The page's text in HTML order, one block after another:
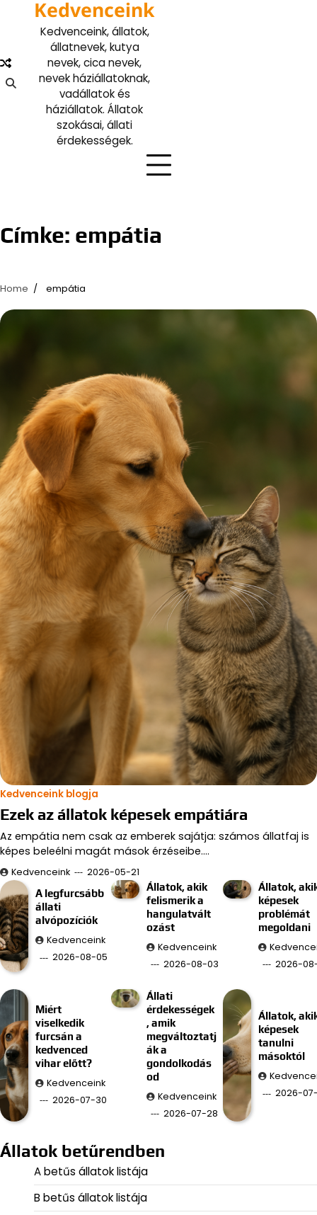
Kedvenceink
Kedvenceink, állatok,
állatnevek, kutya
nevek, cica nevek,
nevek háziállatoknak,
vadállatok és
háziállatok. Állatok
szokásai, állati
érdekességek.
Címke: empátia
Home empátia
Kedvenceink blogja
Ezek az állatok képesek empátiára
Az empátia nem csak az emberek sajátja: számos állatfaj is
képes beleélni magát mások érzéseibe.…
Kedvenceink
2026-05-21
A legfurcsább
állati
alvópozíciók
Kedvenceink
2026-08-05
Állatok, akik
felismerik a
hangulatvált
ozást
Kedvenceink
2026-08-03
Állatok,
képesek
problémát
megoldani
2026-
Miért
viselkedik
furcsán a
kedvenced
vihar előtt?
Kedvenceink
2026-07-30
Állati
érdekességek
, amik
megváltoztatj
ák a
gondolkodás
od
Kedvenceink
2026-07-28
Állatok,
képesek
tanulni
másoktól
2026-
Állatok betűrendben
A betűs állatok listája
B betűs állatok listája